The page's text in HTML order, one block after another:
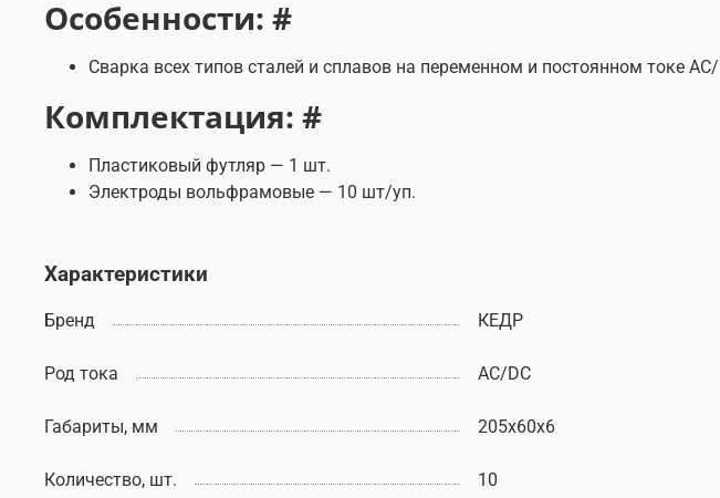
Особенности: #
Сварка всех типов сталей и сплавов на переменном и постоянном токе
Комплектация: #
Пластиковый футляр — 1 шт.
Электроды вольфрамовые — 10 шт/уп.
Характеристики
Бренд КЕДР
Род тока AC/DC
Габариты, мм 205х60х6
Количество, шт. 10